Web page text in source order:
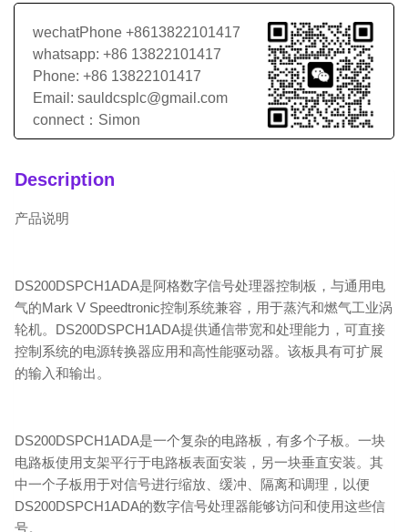
wechatPhone +8613822101417
whatsapp: +86 13822101417
Phone: +86 13822101417
Email: sauldcsplc@gmail.com
connect：Simon
Description
产品说明
DS200DSPCH1ADA是阿格数字信号处理器控制板，与通用电
气的Mark V Speedtronic控制系统兼容，用于蒸汽和燃气工业涡
轮机。DS200DSPCH1ADA提供通信带宽和处理能力，可直接
控制系统的电源转换器应用和高性能驱动器。该板具有可扩展
的输入和输出。
DS200DSPCH1ADA是一个复杂的电路板，有多个子板。一块
电路板使用支架平行于电路板表面安装，另一块垂直安装。其
中一个子板用于对信号进行缩放、缓冲、隔离和调理，以便
DS200DSPCH1ADA的数字信号处理器能够访问和使用这些信
号。